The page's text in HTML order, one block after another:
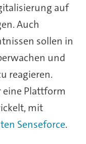
auf
Auch
sollen in
und
reagieren.
Plattform
mit
Senseforce.